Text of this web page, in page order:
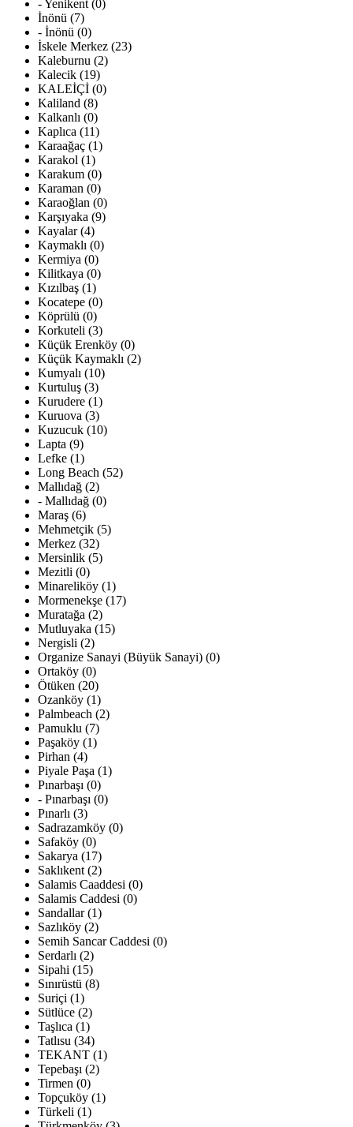
- Yenikent (0)
İnönü (7)
- İnönü (0)
İskele Merkez (23)
Kaleburnu (2)
Kalecik (19)
KALEİÇİ (0)
Kaliland (8)
Kalkanlı (0)
Kaplıca (11)
Karaağaç (1)
Karakol (1)
Karakum (0)
Karaman (0)
Karaoğlan (0)
Karşıyaka (9)
Kayalar (4)
Kaymaklı (0)
Kermiya (0)
Kilitkaya (0)
Kızılbaş (1)
Kocatepe (0)
Köprülü (0)
Korkuteli (3)
Küçük Erenköy (0)
Küçük Kaymaklı (2)
Kumyalı (10)
Kurtuluş (3)
Kurudere (1)
Kuruova (3)
Kuzucuk (10)
Lapta (9)
Lefke (1)
Long Beach (52)
Mallıdağ (2)
- Mallıdağ (0)
Maraş (6)
Mehmetçik (5)
Merkez (32)
Mersinlik (5)
Mezitli (0)
Minareliköy (1)
Mormenekşe (17)
Muratağa (2)
Mutluyaka (15)
Nergisli (2)
Organize Sanayi (Büyük Sanayi) (0)
Ortaköy (0)
Ötüken (20)
Ozanköy (1)
Palmbeach (2)
Pamuklu (7)
Paşaköy (1)
Pirhan (4)
Piyale Paşa (1)
Pınarbaşı (0)
- Pınarbaşı (0)
Pınarlı (3)
Sadrazamköy (0)
Safaköy (0)
Sakarya (17)
Saklıkent (2)
Salamis Caaddesi (0)
Salamis Caddesi (0)
Sandallar (1)
Sazlıköy (2)
Semih Sancar Caddesi (0)
Serdarlı (2)
Sipahi (15)
Sınırüstü (8)
Suriçi (1)
Sütlüce (2)
Taşlıca (1)
Tatlısu (34)
TEKANT (1)
Tepebaşı (2)
Tirmen (0)
Topçuköy (1)
Türkeli (1)